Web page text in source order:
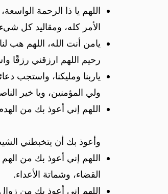
اللهم يا ذا الرحمة
الأمر كله، ومقاليد كل
يامن أنت الله، اللهم هب
رحيم اللهم ارزقني رزقًا
ياربنا ومليكنا، واستجب
ولي المؤمنين، ويا خير
اللهم إني أعوذ بك من
وأعوذ بك أن يتخبطني
اللهم إني أعوذ بك من
القضاء، وشماتة الأعداء.
اللهم إني أعوذ بك من